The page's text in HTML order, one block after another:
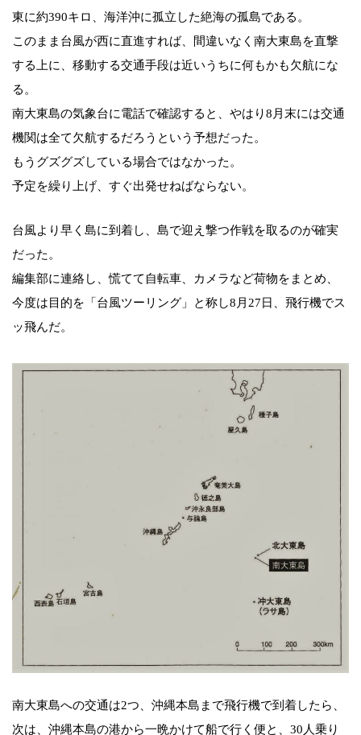
東に約390キロ、海洋沖に孤立した絶海の孤島である。
このまま台風が西に直進すれば、間違いなく南大東島を直撃
する上に、移動する交通手段は近いうちに何もかも欠航にな
る。
南大東島の気象台に電話で確認すると、やはり8月末には交通
機関は全て欠航するだろうという予想だった。
もうグズグズしている場合ではなかった。
予定を繰り上げ、すぐ出発せねばならない。
台風より早く島に到着し、島で迎え撃つ作戦を取るのが確実
だった。
編集部に連絡し、慌てて自転車、カメラなど荷物をまとめ、
今度は目的を「台風ツーリング」と称し8月27日、飛行機でス
ッ飛んだ。
南大東島への交通は2つ、沖縄本島まで飛行機で到着したら、
次は、沖縄本島の港から一晩かけて船で行く便と、30人乗り